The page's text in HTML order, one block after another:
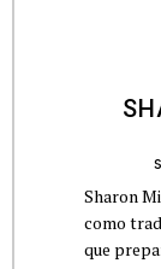
Sharon
como
que